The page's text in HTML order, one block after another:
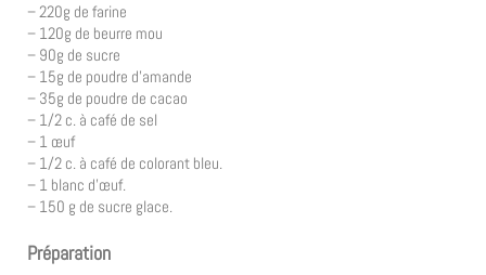
– 220g de farine
– 120g de beurre mou
– 90g de sucre
– 15g de poudre d’amande
– 35g de poudre de cacao
– 1/2 c. à café de sel
– 1 œuf
– 1/2 c. à café de colorant bleu.
– 1 blanc d’œuf.
– 150 g de sucre glace.
Préparation